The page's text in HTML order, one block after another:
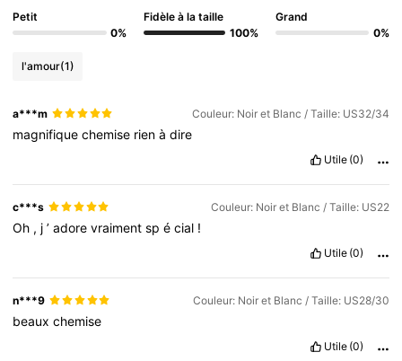
Petit
0%
Fidèle à la taille
100%
Grand
0%
l'amour(1)
a***m Couleur: Noir et Blanc / Taille: US32/34
magnifiquechemise rienàdire
Utile (0)
c***s Couleur: Noir et Blanc / Taille: US22
Oh , j’adorevraimentspécial !
Utile (0)
n***9 Couleur: Noir et Blanc / Taille: US28/30
beauxchemise
Utile (0)